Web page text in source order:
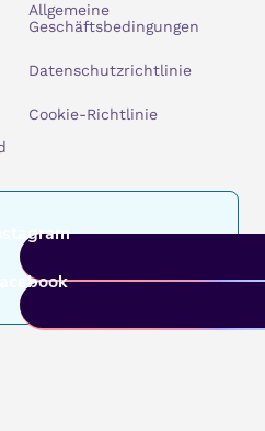
Allgemeine
Geschäftsbedingungen
Datenschutzrichtlinie
Cookie-Richtlinie
Instagram
Facebook